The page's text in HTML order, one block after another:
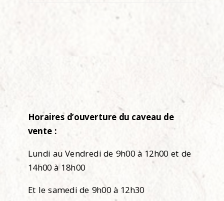
Horaires d’ouverture du caveau de
vente :
Lundi au Vendredi de 9h00 à 12h00 et de
14h00 à 18h00
Et le samedi de 9h00 à 12h30